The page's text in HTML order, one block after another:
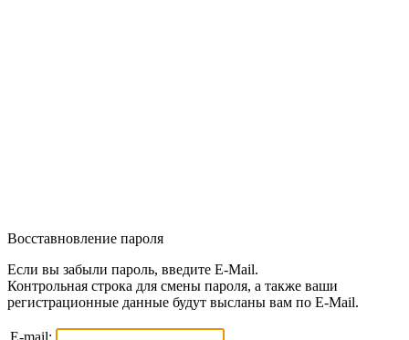
Восставновление пароля
Если вы забыли пароль, введите E-Mail.
Контрольная строка для смены пароля, а также ваши
регистрационные данные будут высланы вам по E-Mail.
E-mail: